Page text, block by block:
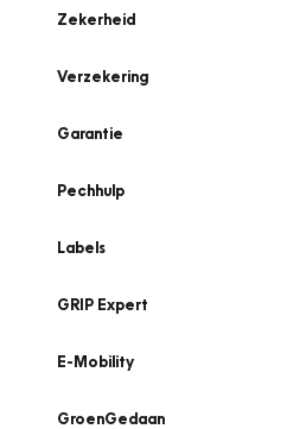
Zekerheid
Verzekering
Garantie
Pechhulp
Labels
GRIP Expert
E-Mobility
GroenGedaan